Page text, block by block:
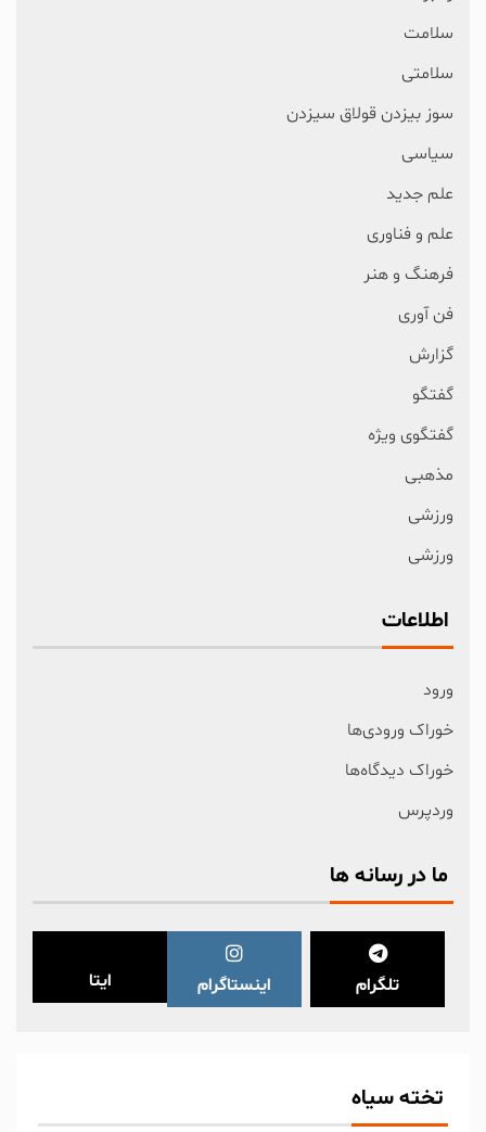
سلامت
سلامتی
سوز بیزدن قولاق سیزدن
سیاسی
علم جدید
علم و فناوری
فرهنگ و هنر
فن آوری
گزارش
گفتگو
گفتگوی ویژه
مذهبی
ورزشی
ورزشی
اطلاعات
ورود
خوراک ورودی‌ها
خوراک دیدگاه‌ها
وردپرس
ما در رسانه ها
تلگرام اینستاگرام ایتا
تخته سیاه